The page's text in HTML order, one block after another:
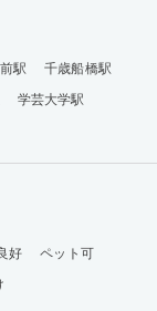
駅
千歳船橋駅
学芸大学駅
好
ペット可